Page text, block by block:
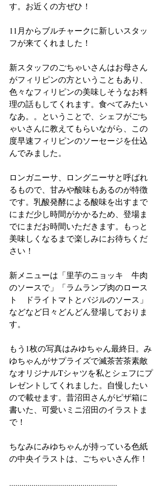
す。お近くの方ぜひ！
11月からブルチャークに新しいスタッ
フが来てくれました！
新スタッフのごちゃいさんはお母さん
がフィリピンの方ということもあり、
色々なフィリピンの美味しそうなお料
理の話もしてくれます。食べてみたい
なあ。。ということで、シェフがごち
ゃいさんに教えてもらいながら、この
度早速フィリピンのソーセージを仕込
んでみました。
ロンガニーサ、ロングニーサと呼ばれ
るもので、甘みや酸味もあるのが特徴
です。乳酸発酵による酸味を出すまで
にまだ少し時間がかかるため、登場ま
でにまだお時間いただきます。もっと
美味しくなるまで楽しみにお待ちくだ
さい！
新メニューは「里芋のニョッキ　牛肉
のソースで」「ラムランプ肉のロース
ト　ドライトマトとバジルのソース」
などなど日々どんどん登場しておりま
す。
もう1枚の写真はみゆちゃん最終日。み
ゆちゃんがサプライズで滅茶苦茶素敵
なオリジナルTシャツを私とシェフにプ
レゼントしてくれました。自慢したい
ので載せます。昔沼田さんがピザ箱に
書いた、可愛いミニ沼田のイラストま
で！
ちなみにみゆちゃんが持っている色紙
の中央イラストは、ごちゃいさん作！
.....................................................